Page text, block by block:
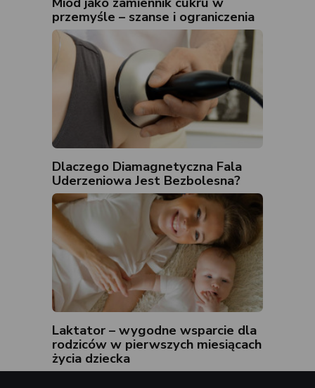
przemyśle – szanse i ograniczenia
Dlaczego Diamagnetyczna Fala
Uderzeniowa Jest Bezbolesna?
Laktator – wygodne wsparcie dla
rodziców w pierwszych miesiącach
życia dziecka